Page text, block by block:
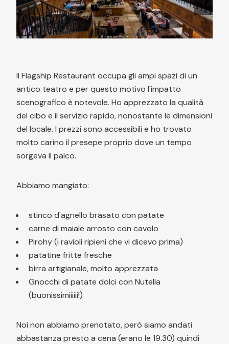
Il Flagship Restaurant occupa gli ampi spazi di un
antico teatro e per questo motivo l'impatto
scenografico è notevole. Ho apprezzato la qualità
del cibo e il servizio rapido, nonostante le dimensioni
del locale. I prezzi sono accessibili e ho trovato
molto carino il presepe proprio dove un tempo
sorgeva il palco.
Abbiamo mangiato:
stinco d'agnello brasato con patate
carne di maiale arrosto con cavolo
Pirohy (i ravioli ripieni che vi dicevo prima)
patatine fritte fresche
birra artigianale, molto apprezzata
Gnocchi di patate dolci con Nutella
(buonissimiiiiii!)
Noi non abbiamo prenotato, però siamo andati
abbastanza presto a cena (erano le 19.30) quindi